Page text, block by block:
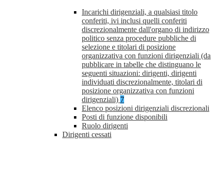
Incarichi dirigenziali, a qualsiasi titolo
conferiti, ivi inclusi quelli conferiti
discrezionalmente dall'organo di indirizzo
politico senza procedure pubbliche di
selezione e titolari di posizione
organizzativa con funzioni dirigenziali (da
pubblicare in tabelle che distinguano le
seguenti situazioni: dirigenti, dirigenti
individuati discrezionalmente, titolari di
posizione organizzativa con funzioni
dirigenziali) 7
Elenco posizioni dirigenziali discrezionali
Posti di funzione disponibili
Ruolo dirigenti
Dirigenti cessati